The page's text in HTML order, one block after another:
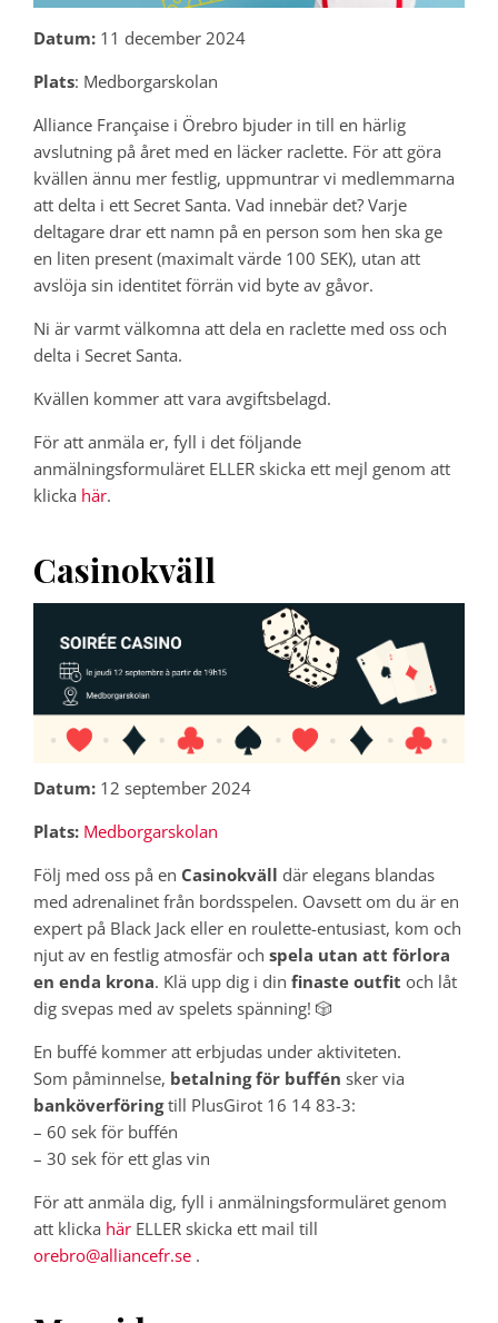
Datum: 11 december 2024
Plats: Medborgarskolan
Alliance Française i Örebro bjuder in till en härlig
avslutning på året med en läcker raclette. För att göra
kvällen ännu mer festlig, uppmuntrar vi medlemmarna
att delta i ett Secret Santa. Vad innebär det? Varje
deltagare drar ett namn på en person som hen ska ge
en liten present (maximalt värde 100 SEK), utan att
avslöja sin identitet förrän vid byte av gåvor.
Ni är varmt välkomna att dela en raclette med oss och
delta i Secret Santa.
Kvällen kommer att vara avgiftsbelagd.
För att anmäla er, fyll i det följande
anmälningsformuläret ELLER skicka ett mejl genom att
klicka här.
Casinokväll
Datum: 12 september 2024
Plats: Medborgarskolan
Följ med oss på en Casinokväll där elegans blandas
med adrenalinet från bordsspelen. Oavsett om du är en
expert på Black Jack eller en roulette-entusiast, kom och
njut av en festlig atmosfär och spela utan att förlora
en enda krona. Klä upp dig i din finaste outfit och låt
dig svepas med av spelets spänning! 🎲
En buffé kommer att erbjudas under aktiviteten.
Som påminnelse, betalning för buffén sker via
banköverföringtill PlusGirot 16 14 83-3:
– 60 sek för buffén
– 30 sek för ett glas vin
För att anmäla dig, fyll i anmälningsformuläret genom
att klicka här ELLER skicka ett mail till
orebro@alliancefr.se .